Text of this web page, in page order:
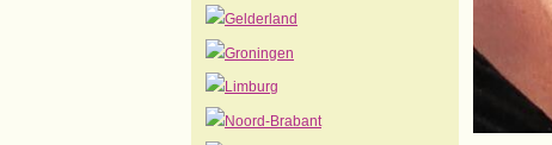
Gelderland
Groningen
Limburg
Noord-Brabant